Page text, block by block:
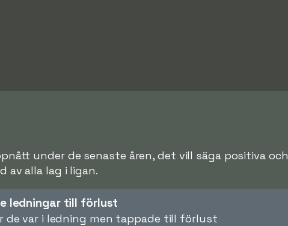
under de senaste åren, det vill säga positiva och
av alla lag i ligan.
ledningar till förlust
de var i ledning men tappade till förlust